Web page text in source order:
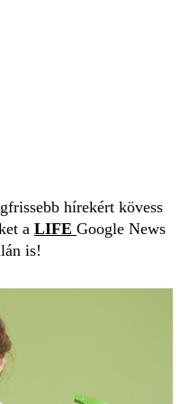
hírekért kövess
a LIFE Google News
is!